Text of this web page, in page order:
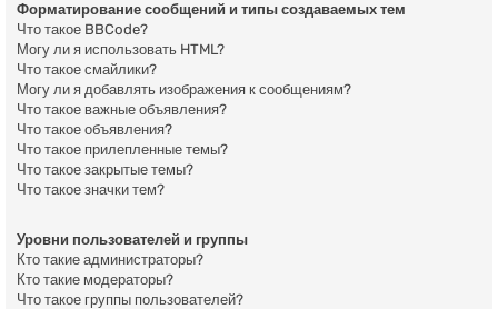
Форматирование сообщений и типы создаваемых тем
Что такое BBCode?
Могу ли я использовать HTML?
Что такое смайлики?
Могу ли я добавлять изображения к сообщениям?
Что такое важные объявления?
Что такое объявления?
Что такое прилепленные темы?
Что такое закрытые темы?
Что такое значки тем?
Уровни пользователей и группы
Кто такие администраторы?
Кто такие модераторы?
Что такое группы пользователей?